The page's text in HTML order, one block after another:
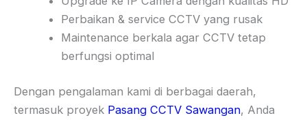
Perbaikan & service CCTV yang rusak
Maintenance berkala agar CCTV tetap
berfungsi optimal
Dengan pengalaman kami di berbagai daerah,
termasuk proyek Pasang CCTV Sawangan, Anda